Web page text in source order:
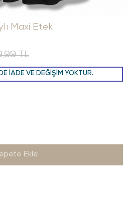
Maxi Etek
TL
İADE VE DEĞİŞİM YOKTUR.